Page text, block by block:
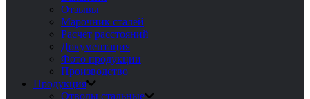
Отзывы
Марочник сталей
Расчет расстояний
Документация
Фото продукции
Производство
Продукция
Отводы стальные